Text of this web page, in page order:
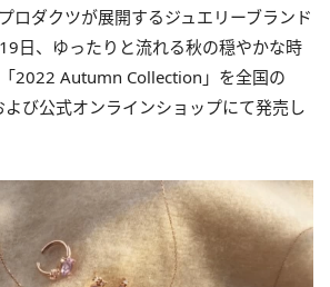
ロダクツが展開するジュエリーブランド
日、ゆったりと流れる秋の穏やかな時
2022 Autumn Collection」を全国の
よび公式オンラインショップにて発売し